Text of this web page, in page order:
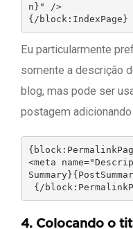
n}" />
{/block:IndexPage}
Eu particularmente
somente a descrição
blog, mas pode ser
postagem
<meta
{/
4. Colocando o